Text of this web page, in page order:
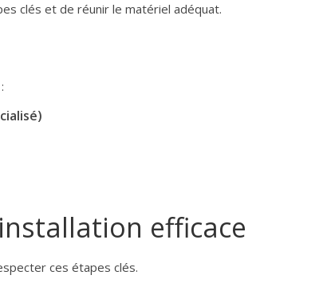
clés et de réunir le matériel adéquat.
efficace
ces étapes clés.